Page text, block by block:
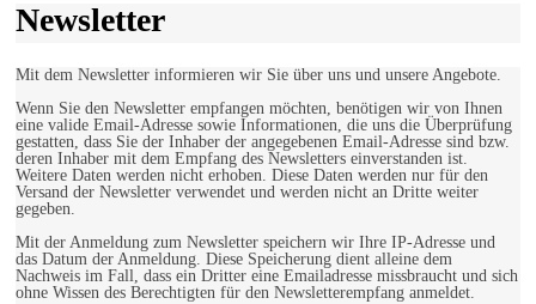
Newsletter
Mit dem Newsletter informieren wir Sie über uns und unsere Angebote.
Wenn Sie den Newsletter empfangen möchten, benötigen wir von Ihnen
eine valide Email-Adresse sowie Informationen, die uns die Überprüfung
gestatten, dass Sie der Inhaber der angegebenen Email-Adresse sind bzw.
deren Inhaber mit dem Empfang des Newsletters einverstanden ist.
Weitere Daten werden nicht erhoben. Diese Daten werden nur für den
Versand der Newsletter verwendet und werden nicht an Dritte weiter
gegeben.
Mit der Anmeldung zum Newsletter speichern wir Ihre IP-Adresse und
das Datum der Anmeldung. Diese Speicherung dient alleine dem
Nachweis im Fall, dass ein Dritter eine Emailadresse missbraucht und sich
ohne Wissen des Berechtigten für den Newsletterempfang anmeldet.